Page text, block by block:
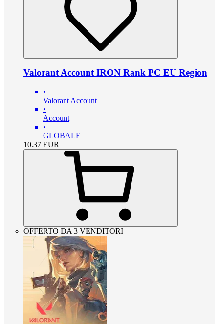
Valorant Account IRON Rank PC EU Region
•
Valorant Account
•
Account
•
GLOBALE
10.37 EUR
OFFERTO DA 3 VENDITORI